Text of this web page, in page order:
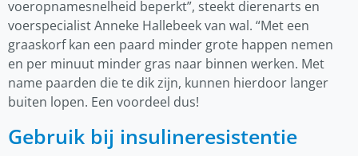
voeropnamesnelheid beperkt”, steekt dierenarts en
voerspecialist Anneke Hallebeek van wal. “Met een
graaskorf kan een paard minder grote happen nemen
en per minuut minder gras naar binnen werken. Met
name paarden die te dik zijn, kunnen hierdoor langer
buiten lopen. Een voordeel dus!
Gebruik bij insulineresistentie